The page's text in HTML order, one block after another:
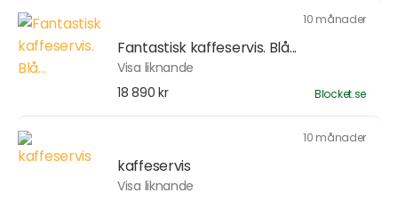
10 månader
Fantastisk kaffeservis. Blå...
Visa liknande
18 890 kr
Blocket.se
10 månader
kaffeservis
Visa liknande